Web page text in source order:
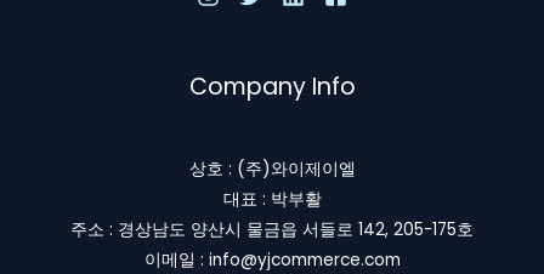
Company Info
상호 : (주)와이제이엘
대표 : 박부활
주소 : 경상남도 양산시 물금읍 서들로 142, 205-175호
이메일 : info@yjcommerce.com